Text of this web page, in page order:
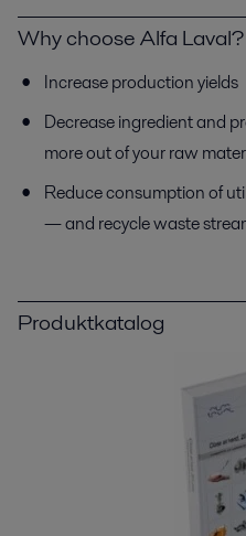
Why choose Alfa Laval?
Increase production yields
Decrease ingredient and
more out of your raw
Reduce consumption of
— and recycle waste
Produktkatalog